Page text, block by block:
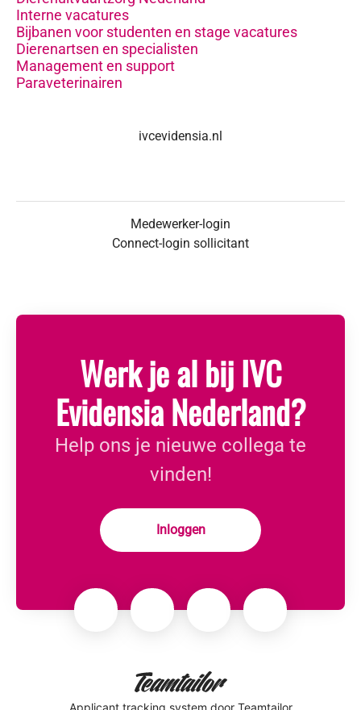
Interne vacatures
Bijbanen voor studenten en stage vacatures
Dierenartsen en specialisten
Management en support
Paraveterinairen
ivcevidensia.nl
Medewerker-login
Connect-login sollicitant
Werk je al bij IVC
Evidensia Nederland?
Help ons je nieuwe collega te
vinden!
Inloggen
Applicant tracking system door Teamtailor